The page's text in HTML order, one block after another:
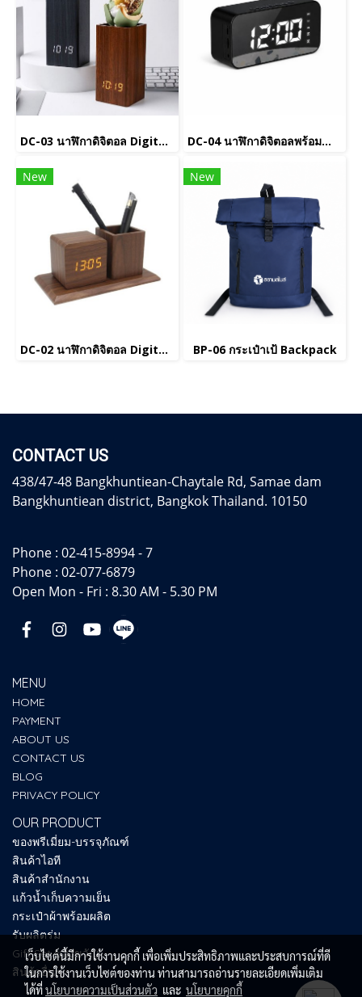
DC-03 นาฬิกาดิจิตอล Digital clock DC-04 นาฬิกาดิจิตอลพร้อมลำโพง
New
DC-02 นาฬิกาดิจิตอล Digital clock
New
BP-06 กระเป๋าเป้ Backpack
CONTACT US
438/47-48 Bangkhuntiean-Chaytale Rd, Samae dam
Bangkhuntiean district, Bangkok Thailand. 10150
Phone : 02-415-8994 - 7
Phone : 02-077-6879
Open Mon - Fri : 8.30 AM - 5.30 PM
MENU
HOME
PAYMENT
ABOUT US
CONTACT US
BLOG
PRIVACY POLICY
OUR PRODUCT
ของพรีเมี่ยม-บรรจุภัณฑ์
สินค้าไอที
สินค้าสำนักงาน
แก้วน้ำเก็บความเย็น
กระเป๋าผ้าพร้อมผลิต
รับผลิตร่ม
Gift Set ของขวัญ
สินค้าอื่นๆ
เว็บไซต์นี้มีการใช้งานคุกกี้ เพื่อเพิ่มประสิทธิภาพและประสบการณ์ที่ดี
ในการใช้งานเว็บไซต์ของท่าน ท่านสามารถอ่านรายละเอียดเพิ่มเติม
ได้ที่นโยบายความเป็นส่วนตัว และ นโยบายคุกกี้